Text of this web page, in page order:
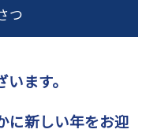
つ
ます。
に新しい年をお迎